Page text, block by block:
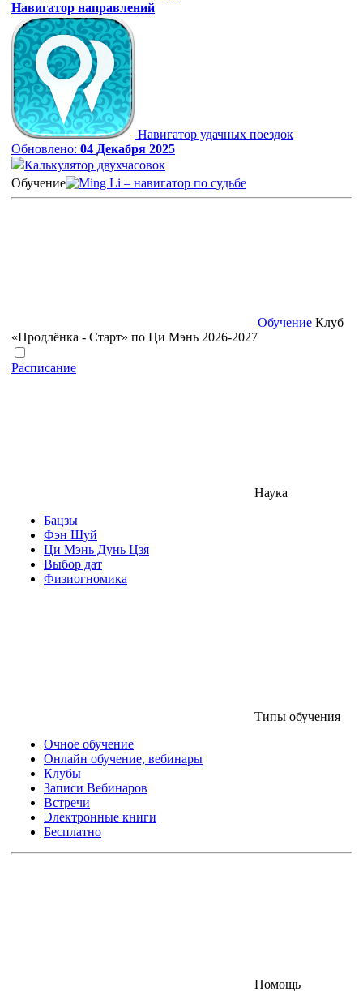
Навигатор направлений
Навигатор удачных поездок
Обновлено: 04 Декабря 2025
Калькулятор двухчасовок
Обучение
Обучение Клуб
«Продлёнка - Старт» по Ци Мэнь 2026-2027
Расписание
Наука
Бацзы
Фэн Шуй
Ци Мэнь Дунь Цзя
Выбор дат
Физиогномика
Типы обучения
Очное обучение
Онлайн обучение, вебинары
Клубы
Записи Вебинаров
Встречи
Электронные книги
Бесплатно
Помощь